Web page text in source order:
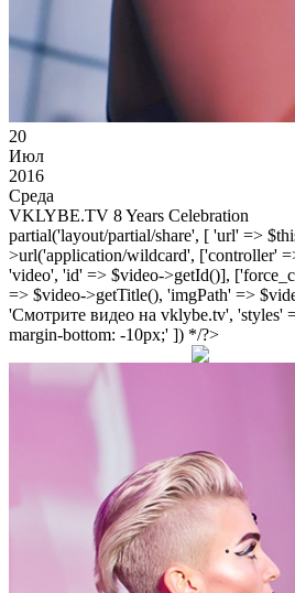
20
Июл
2016
Среда
VKLYBE.TV 8 Years Celebration
partial('layout/partial/share', [ 'url' =>
>url('application/wildcard', ['controller'
'video', 'id' => $video->getId()],
=> $video->getTitle(), 'imgPath' =>
'Смотрите видео на vklybe.tv', 'styles'
margin-bottom: -10px;' ]) */?>